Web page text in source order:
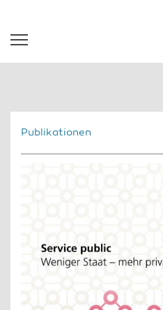
Publikationen